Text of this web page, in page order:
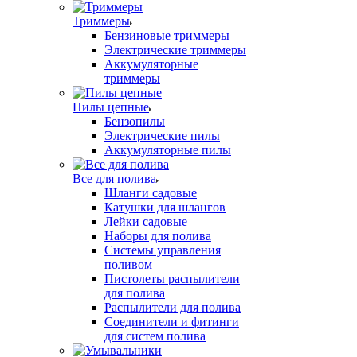
Триммеры
Бензиновые триммеры
Электрические триммеры
Аккумуляторные
триммеры
Пилы цепные
Бензопилы
Электрические пилы
Аккумуляторные пилы
Все для полива
Шланги садовые
Катушки для шлангов
Лейки садовые
Наборы для полива
Системы управления
поливом
Пистолеты распылители
для полива
Распылители для полива
Соединители и фитинги
для систем полива